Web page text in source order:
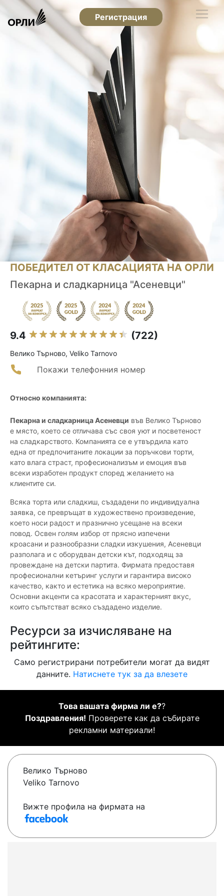
Регистрация
ПОБЕДИТЕЛ ОТ КЛАСАЦИЯТА НА ОРЛИ
Пекарна и сладкарница "Асеневци"
9.4 (722)
Велико Търново, Veliko Tarnovo
Покажи телефонния номер
Относно компанията:
Пекарна и сладкарница Асеневци във Велико Търново
е място, което се отличава със своя уют и посветеност
на сладкарството. Компанията се е утвърдила като
една от предпочитаните локации за поръчкови торти,
като влага страст, професионализъм и емоция във
всеки изработен продукт според желанието на
клиентите си.
Всяка торта или сладкиш, създадени по индивидуална
заявка, се превръщат в художествено произведение,
което носи радост и празнично усещане на всеки
повод. Освен голям избор от прясно изпечени
кроасани и разнообразни сладки изкушения, Асеневци
разполага и с оборудван детски кът, подходящ за
провеждане на детски партита. Фирмата предоставя
професионални кетъринг услуги и гарантира високо
качество, както и естетика на всяко мероприятие.
Основни акценти са красотата и характерният вкус,
които съпътстват всяко създадено изделие.
Ресурси за изчисляване на
рейтингите:
Само регистрирани потребители могат да видят
данните. Натиснете тук за да влезете
Това вашата фирма ли е??
Поздравления! Проверете как да събирате
рекламни материали!
Велико Търново
Veliko Tarnovo
Вижте профила на фирмата на